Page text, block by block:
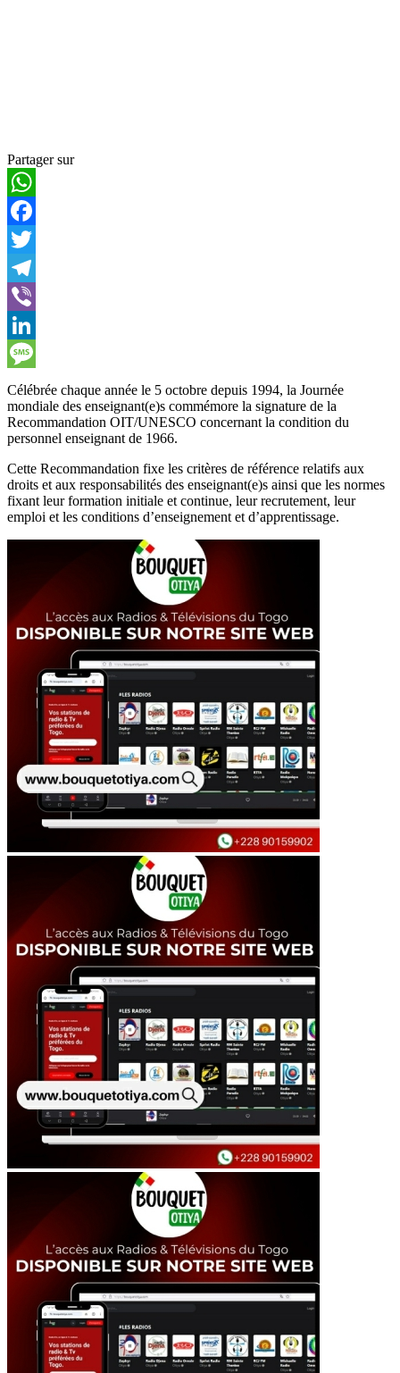
Partager sur
WhatsApp
Facebook
Twitter
Telegram
Viber
LinkedIn
Message
Célébrée chaque année le 5 octobre depuis 1994, la Journée
mondiale des enseignant(e)s commémore la signature de la
Recommandation OIT/UNESCO concernant la condition du
personnel enseignant de 1966.
Cette Recommandation fixe les critères de référence relatifs aux
droits et aux responsabilités des enseignant(e)s ainsi que les normes
fixant leur formation initiale et continue, leur recrutement, leur
emploi et les conditions d’enseignement et d’apprentissage.